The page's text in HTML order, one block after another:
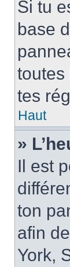
Si tu
base
toutes
tes
Haut
»
Il est
ton
afin
York,